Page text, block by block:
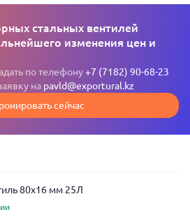
стальных вентилей
изменения цен и
по телефону+7 (7182) 90-68-23
на pavld@exportural.kz
сейчас
80x16 мм 25Л